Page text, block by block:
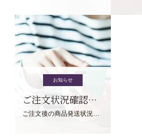
お知らせ
ご注文状況確認について